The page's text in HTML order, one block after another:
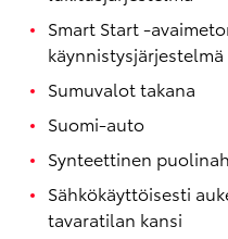
Smart Start -
käynnistysjärjestelmä
Sumuvalot takana
Suomi-auto
Synteettinen
Sähkökäyttöisesti
tavaratilan kansi